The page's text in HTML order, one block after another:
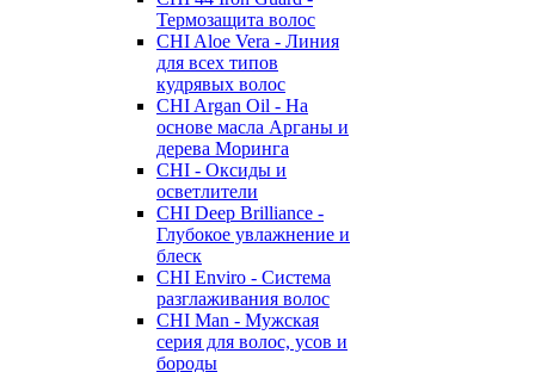
Термозащита волос
CHI Aloe Vera - Линия
для всех типов
кудрявых волос
CHI Argan Oil - На
основе масла Арганы и
дерева Моринга
CHI - Оксиды и
осветлители
CHI Deep Brilliance -
Глубокое увлажнение и
блеск
CHI Enviro - Система
разглаживания волос
CHI Man - Мужская
серия для волос, усов и
бороды